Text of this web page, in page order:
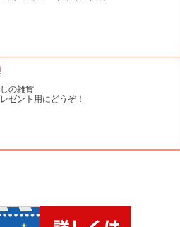
の雑貨
ゼント用にどうぞ！